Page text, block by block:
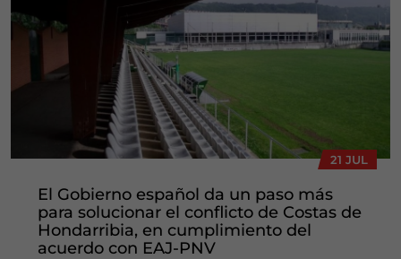
21 JUL
El Gobierno español da un paso más
para solucionar el conflicto de Costas de
Hondarribia, en cumplimiento del
acuerdo con EAJ-PNV